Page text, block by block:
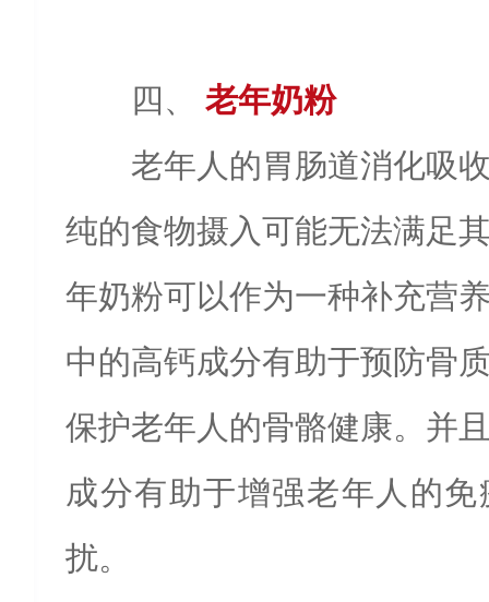
四、
老年奶粉
老年人的胃肠道消化吸
纯的食物摄入可能无法满足
年奶粉可以作为一种补充营
中的高钙成分有助于预防骨
保护老年人的骨骼健康。并
成分有助于增强老年人的
扰。